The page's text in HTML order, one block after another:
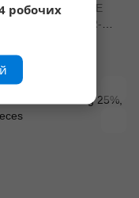
Bar CHOCOLATE
CARAMEL SUGAR-
робочих